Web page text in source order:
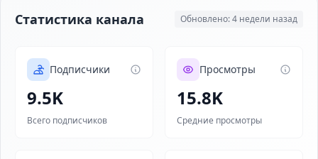
Статистика канала Обновлено: 4 недели назад
Подписчики
9.5K
Всего подписчиков
Просмотры
15.8K
Средние просмотры